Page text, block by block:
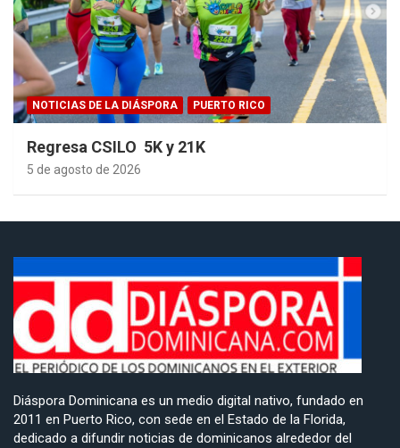
NOTICIAS DE LA DIÁSPORA PUERTO RICO
Regresa CSILO 5K y 21K
5 de agosto de 2026
Diáspora Dominicana es un medio digital nativo, fundado en
2011 en Puerto Rico, con sede en el Estado de la Florida,
dedicado a difundir noticias de dominicanos alrededor del